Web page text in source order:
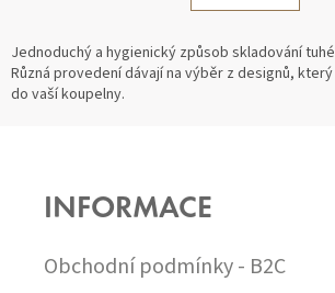
Á
A
C
P
Á
N
K
Jednoduchý a hygienický způsob skladování
Různá provedení dávají na výběr z designů,
do vaší koupelny.
INFORMACE
Obchodní podmínky - B2C